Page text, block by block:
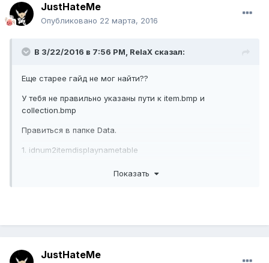
JustHateMe
Опубликовано 22 марта, 2016
В 3/22/2016 в 7:56 PM, RelaX сказал:
Еще старее гайд не мог найти??
У тебя не правильно указаны пути к item.bmp и
collection.bmp
Правиться в папке Data.
1. idnum2itemdisplaynametable
2. idnum2itemresnametable
Так я же прописал все в этих файлах..
Показать
JustHateMe